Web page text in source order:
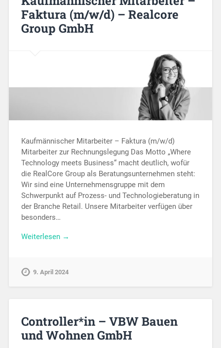
Faktura (m/w/d) – Realcore
Group GmbH
Kaufmännischer Mitarbeiter – Faktura (m/w/d)
Mitarbeiter zur Rechnungslegung Das Motto „Where
Technology meets Business“ macht deutlich, wofür
die RealCore Group als Beratungsunternehmen steht:
Wir sind eine Unternehmensgruppe mit dem
Schwerpunkt auf Prozess- und Technologieberatung in
der Branche Retail. Unsere Mitarbeiter verfügen über
besonders…
Weiterlesen →
9. April 2024
Controller*in – VBW Bauen
und Wohnen GmbH